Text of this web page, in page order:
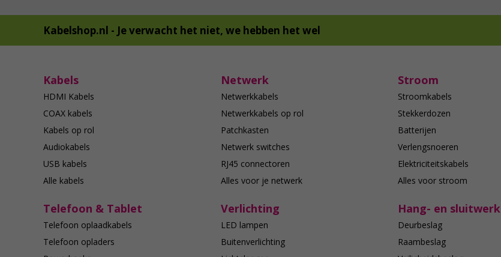
Kabelshop.nl - Je verwacht het niet, we hebben het wel
Kabels
HDMI Kabels
COAX kabels
Kabels op rol
Audiokabels
USB kabels
Alle kabels
Netwerk
Netwerkkabels
Netwerkkabels op rol
Patchkasten
Netwerk switches
RJ45 connectoren
Alles voor je netwerk
Stroom
Stroomkabels
Stekkerdozen
Batterijen
Verlengsnoeren
Elektriciteitskabels
Alles voor stroom
Telefoon & Tablet
Telefoon oplaadkabels
Telefoon opladers
Verlichting
LED lampen
Buitenverlichting
Hang- en sluitwerk
Deurbeslag
Raambeslag